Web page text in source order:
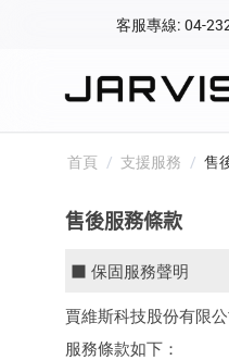
客服專線: 04-
首頁 / 支援服務 / 售
售後服務條款
■ 保固服務聲明
賈維斯科技股份有限
服務條款如下：